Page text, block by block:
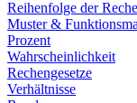
Reihenfolge der
Muster &
Prozent
Wahrscheinlichkeit
Rechengesetze
Verhältnisse